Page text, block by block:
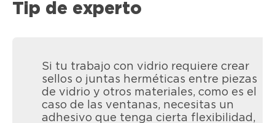
Tip de experto
Si tu trabajo con vidrio requiere crear
sellos o juntas herméticas entre piezas
de vidrio y otros materiales, como es el
caso de las ventanas, necesitas un
adhesivo que tenga cierta flexibilidad,